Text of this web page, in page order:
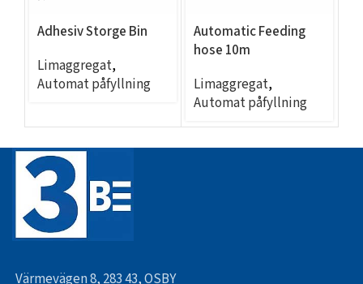
Adhesiv Storge Bin
Limaggregat,
Automat påfyllning
Automatic Feeding
hose 10m
Limaggregat,
Automat påfyllning
Värmevägen 8, 283 43, OSBY